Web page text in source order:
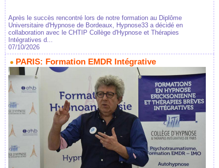
Après le succès rencontré lors de notre formation au Diplôme
Universitaire d'Hypnose de Bordeaux, Hypnose33 a décidé en
collaboration avec le CHTIP Collège d'Hypnose et Thérapies
Intégratives d...
07/10/2026
PARIS: Formation EMDR Intégrative